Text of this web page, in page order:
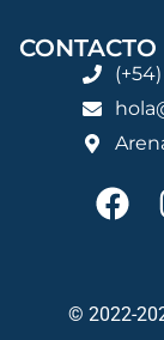
CONTACTO
© 2022-